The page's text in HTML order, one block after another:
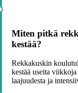
Miten pitkä
kestää?
Rekkakuskin
kestää useita
laajuudesta ja